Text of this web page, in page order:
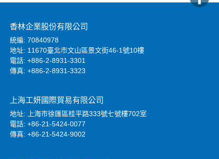
香林企業股份有限公司
統編: 70840978
地址: 11670臺北市文山區景文街46-1號10樓
電話: +886-2-8931-3301
傳真: +886-2-8931-3323
上海工妍國際貿易有限公司
地址: 上海市徐匯區桂平路333號七號樓702室
電話: +86-21-5424-0077
傳真: +86-21-5424-9002